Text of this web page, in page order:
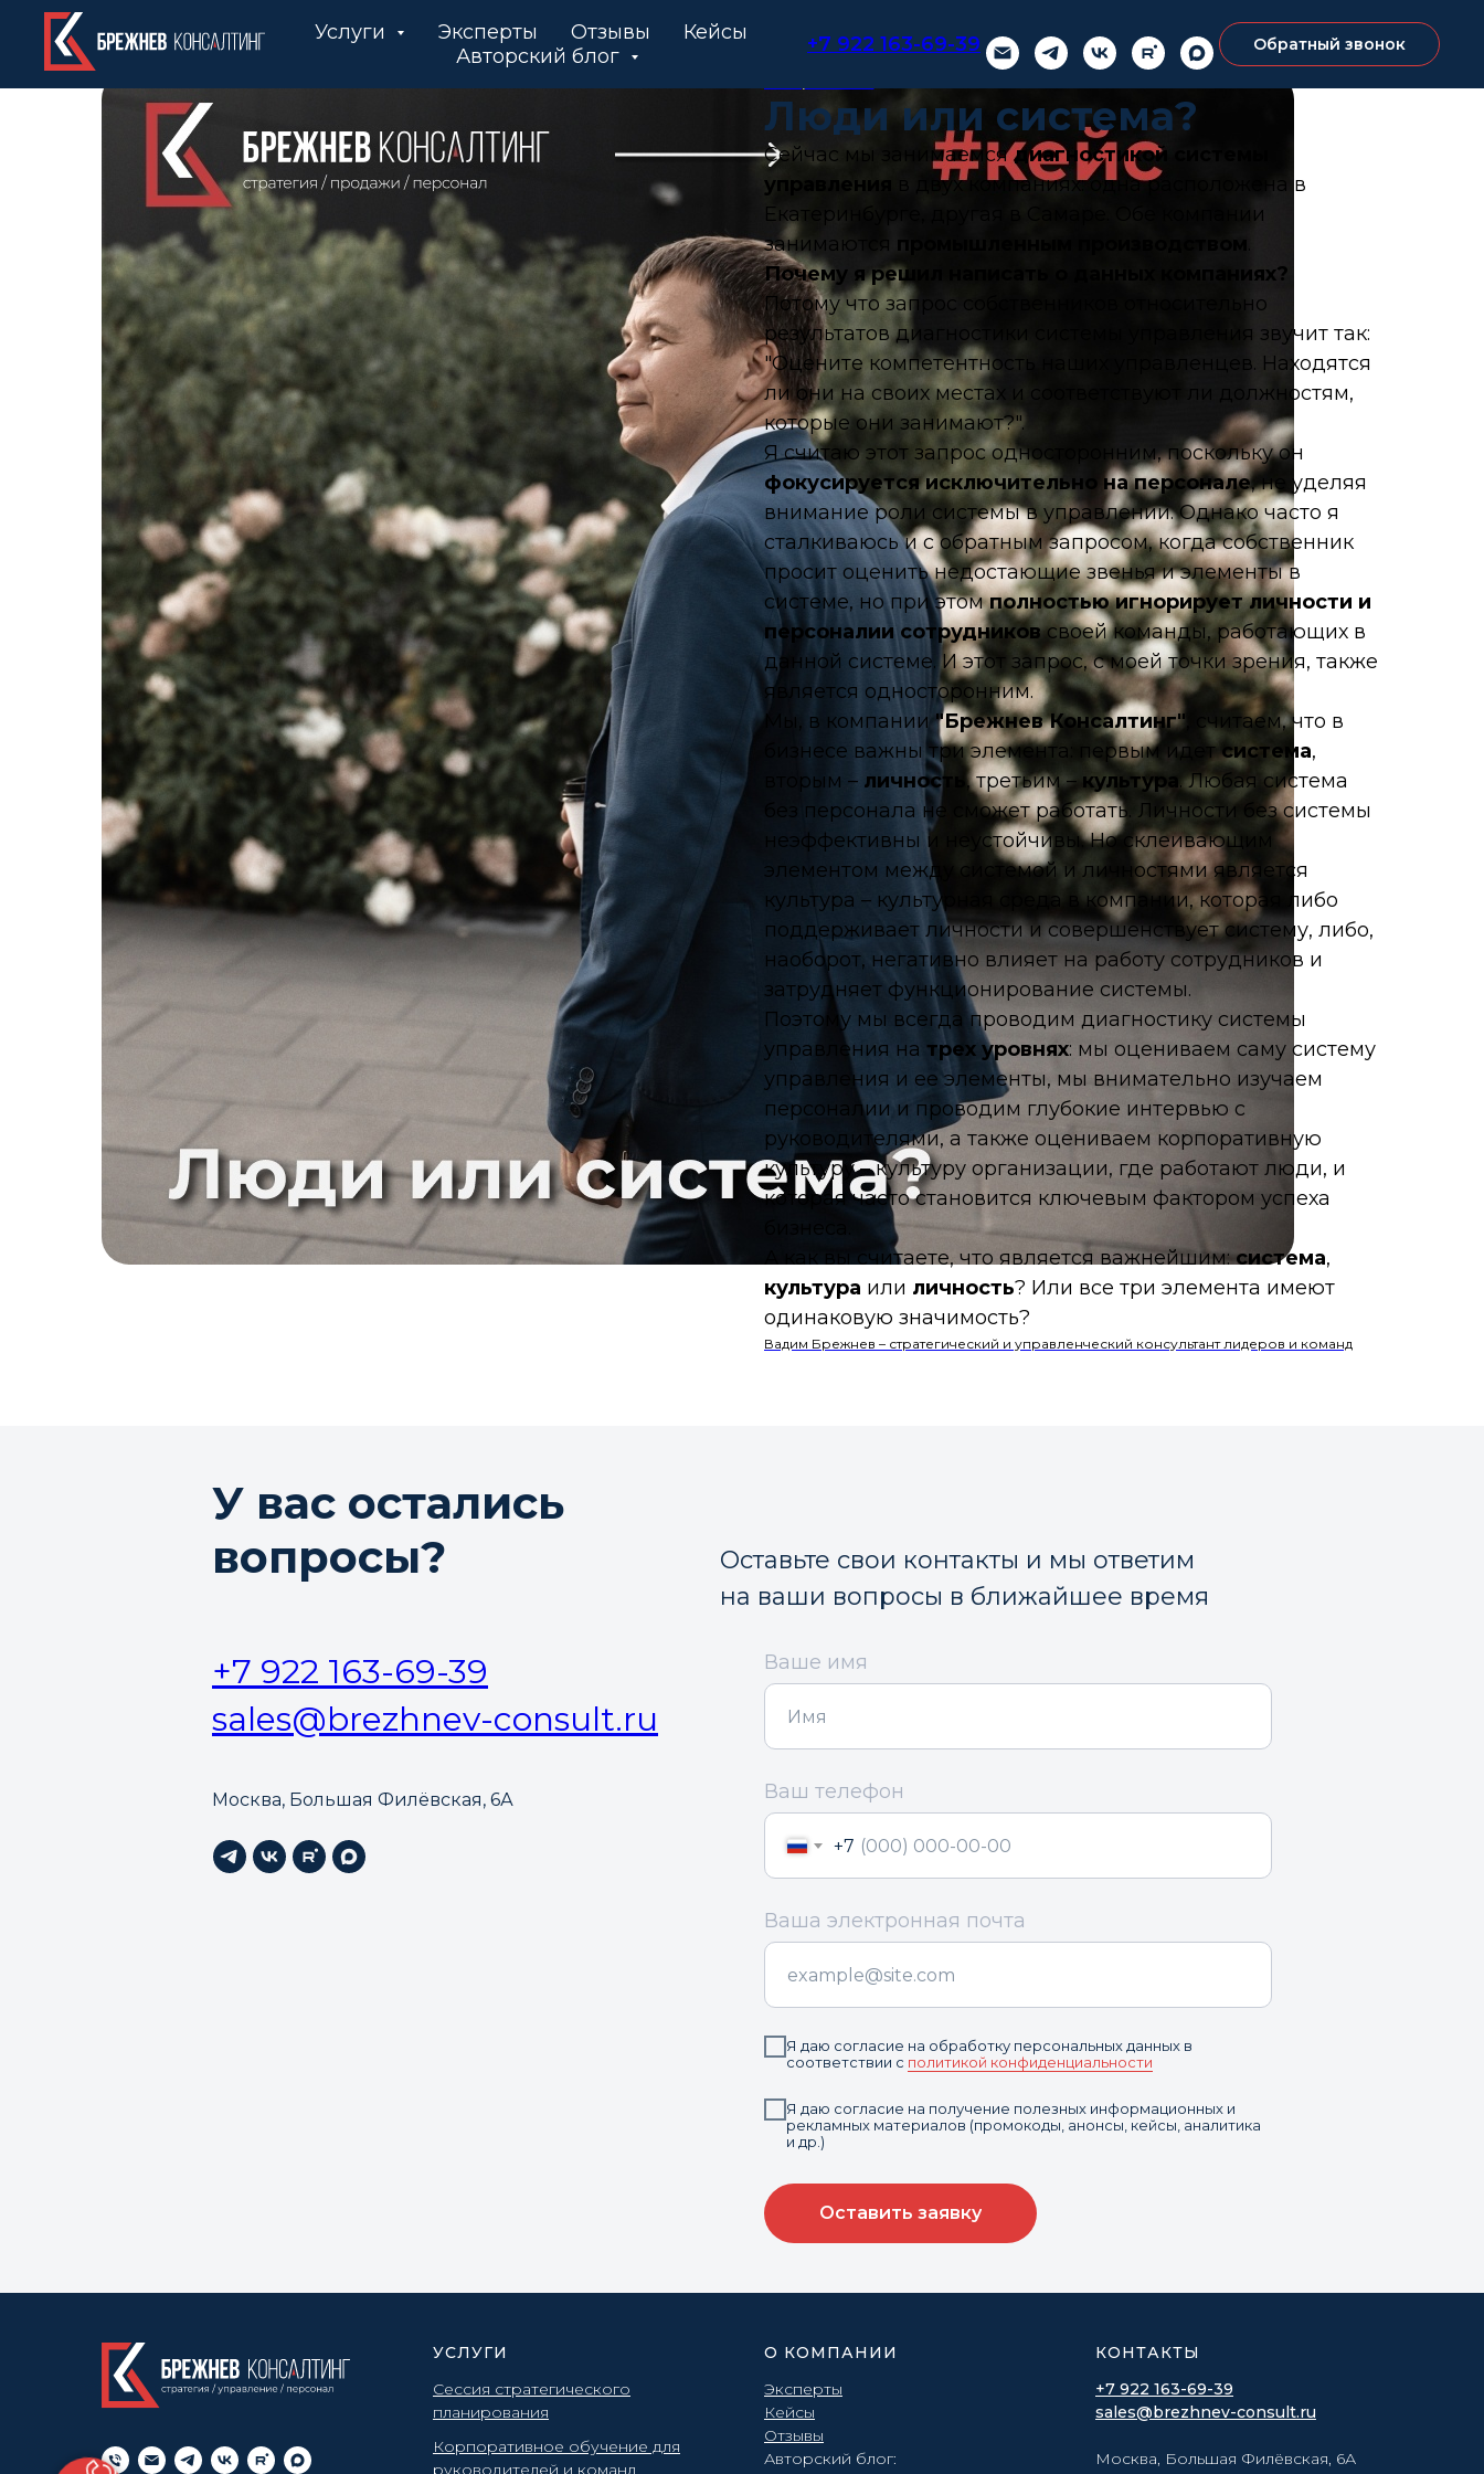
Услуги Эксперты Отзывы
Кейсы
Авторский блог
+7 922 163-69-39 Обратный звонок
Люди или система?
Сейчас мы занимаемсядиагностикой системы
управления
в двух компаниях: одна расположена в
Екатеринбурге
. Обе компании
занимаются
промышленным производством
Почему я решил написать о данных компаниях?
Потому что запрос собственников относительно
результатов диагностики системы управления звучит так:
"Оцените компетентность наших управленцев. Находятся
ли они на своих местах и соответствуют ли должностям,
которые они занимают?".
Я считаю этот запросодносторонним, поскольку он
фокусируется исключительно на персонале, не уделяя
внимание роли системы в управлении. Однако часто я
сталкиваюсь и с обратным запросом, когда собственник
просит оценить недостающие звенья и элементы в
системе, но при этомполностью игнорирует личности и
персоналии сотрудниковсвоей команды, работающих в
данной системе. И этот запрос, с моей точки зрения, также
является односторонним.
Мы, в компании"Брежнев Консалтинг" , считаем, что в
бизнесе важны три элемента: первым идетсистема,
вторым – личность , третьим – культура . Любая система
без персонала не сможет работать. Личности безсистемы
неэффективны и неустойчивы. Но склеивающим
элементом между системой и личностямиявляется
культура – культурная среда в компании, которая либо
поддерживает личностии совершенствуетсистему, либо,
наоборот, негативно влияет на работу сотрудников и
затрудняет функционирование системы.
Поэтому мы всегда проводим диагностику системы
управления на трех уровнях: мы оцениваем саму систему
управления и ее элементы, мы внимательно изучаем
персоналии и проводим глубокие интервью с
руководителями, а также оцениваем корпоративную
культуру– культуру организации, где работают люди, и
которая часто становится ключевым фактором успеха
А как вы считаете, что является важнейшим:система,
культура или личность? Или все три элемента имеют
одинаковую значимость?
Вадим Брежнев – стратегический и управленческий консультант лидеров и команд
У вас остались
вопросы?
Оставьте свои контакты и мы ответим
на ваши вопросы в ближайшее время
+7 922 163-69-39
sales@brezhnev-consult.ru
Москва, Большая Филёвская, 6А
Ваше имя
Ваш телефон
+7
Ваша электронная почта
Я даю согласие на обработку персональных данных в
соответствии с политикой конфиденциальности
Я даю согласие на получение полезных информационных и
рекламных материалов (промокоды, анонсы, кейсы, аналитика
и др.)
Оставить заявку
УСЛУГИ
Сессия стратегического
планирования
Корпоративное обучение для
руководителей и команд
О КОМПАНИИ
Эксперты
Кейсы
Отзывы
Авторский блог:
КОНТАКТЫ
+7 922 163-69-39
sales@brezhnev-consult.ru
Москва, Большая Филёвская, 6А